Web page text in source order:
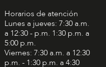
Horarios de atención
Lunes a jueves: 7:30 a.m.
a 12:30 - p.m. 1:30 p.m. a
5:00 p.m.
Viernes: 7:30 a.m. a 12:30
p.m. - 1:30 p.m. a 4:30